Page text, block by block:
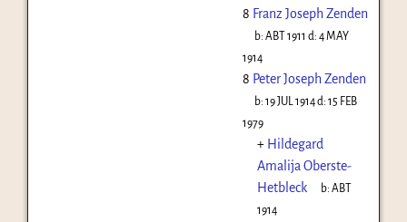
8 Franz Joseph Zenden
b:ABT 1911 d:4 MAY
1914
8 Peter Joseph Zenden
b:19 JUL 1914d:15 FEB
1979
+ Hildegard
Amalija Oberste-
Hetbleck
b:ABT
1914